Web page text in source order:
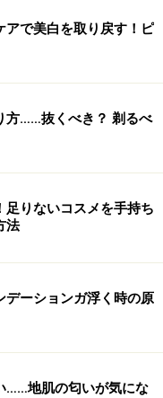
アで美白を取り戻す！ピ
方……抜くべき？ 剃るべ
足りないコスメを手持ち
法
デーションガ浮く時の原
……地肌の匂いが気にな